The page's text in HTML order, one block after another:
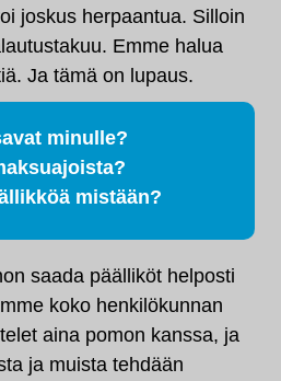
joskus herpaantua. Silloin
Emme halua
Ja tämä on lupaus.
minulle?
mistään?
saada päälliköt helposti
koko henkilökunnan
aina pomon kanssa, ja
ja muista tehdään